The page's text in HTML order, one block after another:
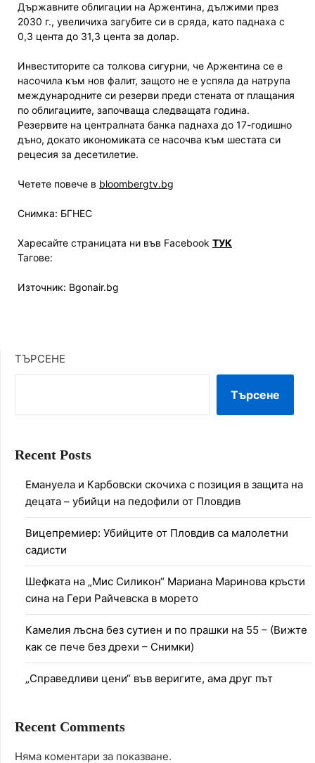
Държавните облигации на Аржентина, дължими през
2030 г., увеличиха загубите си в сряда, като паднаха с
0,3 цента до 31,3 цента за долар.
Инвеститорите са толкова сигурни, че Аржентина се е
насочила към нов фалит, защото не е успяла да натрупа
международните си резерви преди стената от плащания
по облигациите, започваща следващата година.
Резервите на централната банка паднаха до 17-годишно
дъно, докато икономиката се насочва към шестата си
рецесия за десетилетие.
Четете повече в bloombergtv.bg
Снимка: БГНЕС
Харесайте страницата ни във Facebook ТУК
Тагове:
Източник: Bgonair.bg
ТЪРСЕНЕ
Търсене
Recent Posts
Емануела и Карбовски скочиха с позиция в защита на
децата – убийци на педофили от Пловдив
Вицепремиер: Убийците от Пловдив са малолетни
садисти
Шефката на „Мис Силикон“ Мариана Маринова кръсти
сина на Гери Райчевска в морето
Камелия лъсна без сутиен и по прашки на 55 – (Вижте
как се пече без дрехи – Снимки)
„Справедливи цени“ във веригите, ама друг път
Recent Comments
Няма коментари за показване.